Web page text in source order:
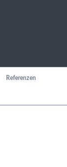
Referenzen